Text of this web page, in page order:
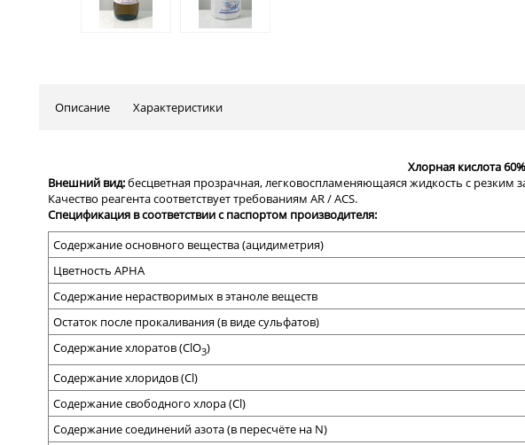
Описание Характеристики
Хлорная кислота
Внешний вид:бесцветная прозрачная, легковоспламеняющаяся жидкость с
Качество реагента соответствует требованиям AR / ACS.
Спецификация в соответствии с паспортом производителя:
Содержание основного вещества (ацидиметрия)
Цветность APHA
Содержание нерастворимых в этаноле веществ
Остаток после прокаливания(в виде сульфатов)
Содержание хлоратов (ClO3)
Содержание хлоридов (Cl)
Содержаниесвободного хлора(Cl)
Содержание соединений азота(в пересчёте на N)